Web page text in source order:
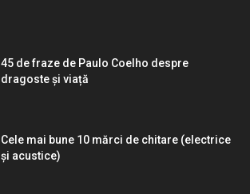
45 de fraze de Paulo Coelho despre
dragoste și viață
Cele mai bune 10 mărci de chitare (electrice
și acustice)